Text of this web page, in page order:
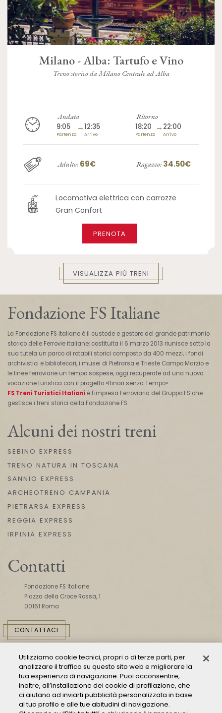
Milano - Alba: Tartufo e Vino
Treno storico da Milano Centrale ad Alba
Andata
9:05
Partenza
→12:35
Arrivo
Ritorno
18:20
Partenza
→ 22:00
Arrivo
Adulto: 69€ Ragazzo: 34.50€
Locomotiva elettrica con carrozze
Gran Confort
PRENOTA
VISUALIZZA PIÙ TRENI
Fondazione FS Italiane
La Fondazione FS italiane è il custode e gestore del grande patrimonio
storico delle Ferrovie italiane: costituita il 6 marzo 2013 riunisce sotto la
sua tutela un parco di rotabili storici composto da 400 mezzi, i fondi
archivistici e bibliotecari, i musei di Pietrarsa e Trieste Campo Marzio e
le linee ferroviarie un tempo sospese, oggi recuperate ad una nuova
vocazione turistica con il progetto «Binari senza Tempo».
FS Treni Turistici Italiani è l'impresa Ferroviaria del Gruppo FS che
gestisce i treni storici della Fondazione FS.
Alcuni dei nostri treni
SEBINO EXPRESS
TRENO NATURA IN TOSCANA
SANNIO EXPRESS
ARCHEOTRENO CAMPANIA
PIETRARSA EXPRESS
REGGIA EXPRESS
IRPINIA EXPRESS
Contatti
Fondazione FS Italiane
Piazza della Croce Rossa, 1
00161 Roma
CONTATTACI
Consulta il Modello 231
Utilizziamo cookie tecnici, propri o di terze parti, per
analizzare il traffico su questo sito web e migliorare la
tua esperienza di navigazione. Puoi acconsentire,
inoltre, all’installazione dei cookie di profilazione, che
ci aiutano ad inviarti pubblicità personalizzata in base
al tuo profilo e alle tue abitudini di navigazione.